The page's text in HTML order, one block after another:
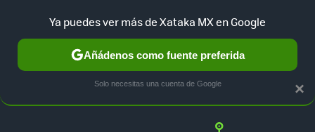
Twitter
×
Ya puedes ver más de Xataka MX en Google
Añádenos como fuente preferida
Solo necesitas una cuenta de Google